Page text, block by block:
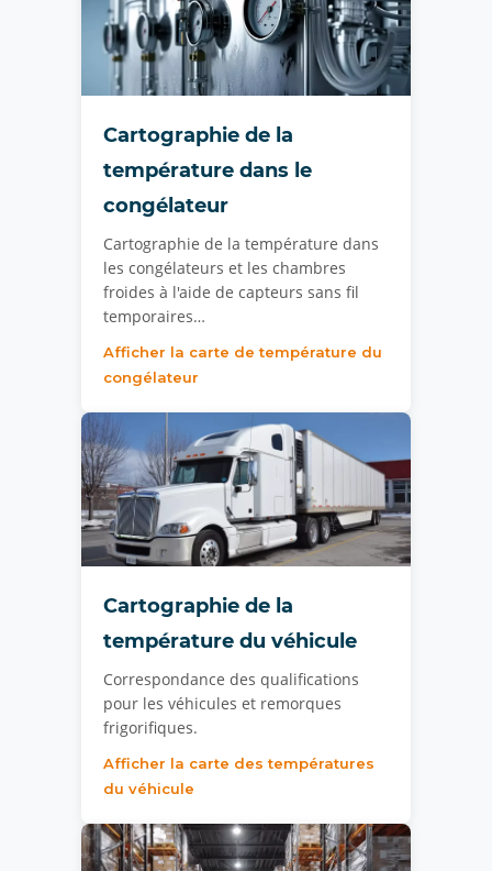
Cartographie de la
température dans le
congélateur
Cartographie de la température dans
les congélateurs et les chambres
froides à l'aide de capteurs sans fil
temporaires…
Afficher la carte de température du
congélateur
Cartographie de la
température du véhicule
Correspondance des qualifications
pour les véhicules et remorques
frigorifiques.
Afficher la carte des températures
du véhicule